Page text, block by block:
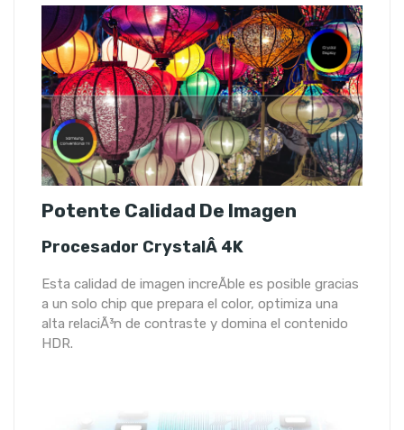
Potente Calidad De Imagen
Procesador CrystalÂ 4K
Esta calidad de imagen increÃ­ble es posible gracias
a un solo chip que prepara el color, optimiza una
alta relaciÃ³n de contraste y domina el contenido
HDR.